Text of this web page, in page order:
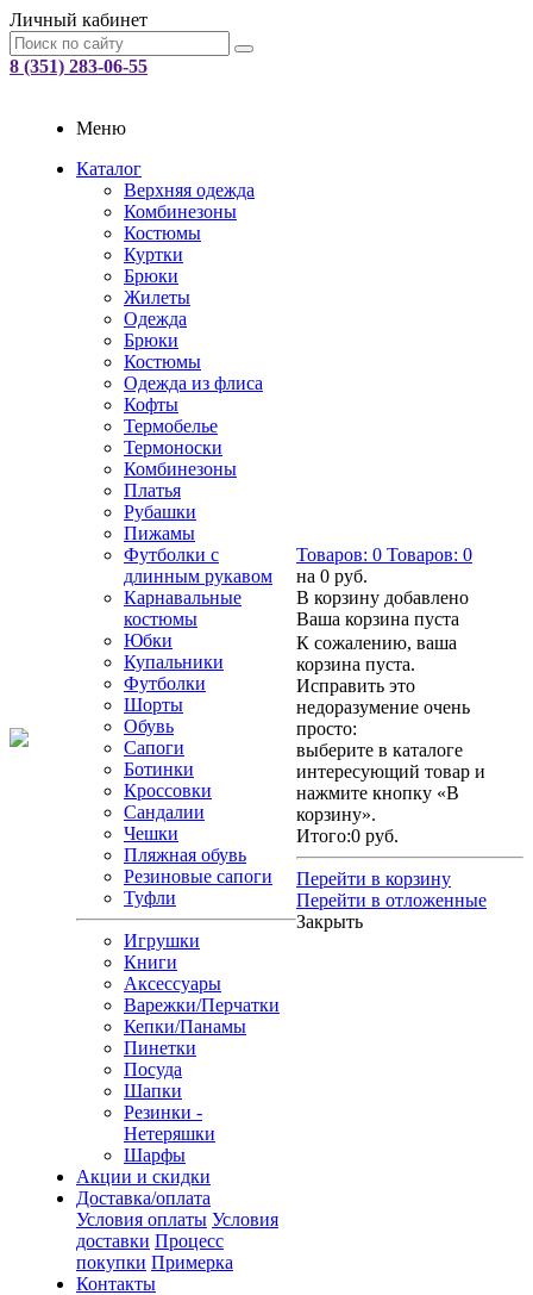
Личный кабинет
8 (351) 283-06-55
Меню
Каталог
Верхняя одежда
Комбинезоны
Костюмы
Куртки
Брюки
Жилеты
Одежда
Брюки
Костюмы
Одежда из флиса
Кофты
Термобелье
Термоноски
Комбинезоны
Платья
Рубашки
Пижамы
Футболки с
длинным рукавом
Карнавальные
костюмы
Юбки
Купальники
Футболки
Шорты
Обувь
Сапоги
Ботинки
Кроссовки
Сандалии
Чешки
Пляжная обувь
Резиновые сапоги
Туфли
Игрушки
Книги
Аксессуары
Варежки/Перчатки
Кепки/Панамы
Пинетки
Посуда
Шапки
Резинки -
Нетеряшки
Шарфы
Акции и скидки
Доставка/оплата
Условия оплаты Условия
доставки Процесс
покупки Примерка
Контакты
Товаров: 0 Товаров: 0
на 0 руб.
В корзину добавлено
Ваша корзина пуста
К сожалению, ваша
корзина пуста.
Исправить это
недоразумение очень
просто:
выберите в каталоге
интересующий товар и
нажмите кнопку «В
корзину».
Итого:0 руб.
Перейти в корзину
Перейти в отложенные
Закрыть